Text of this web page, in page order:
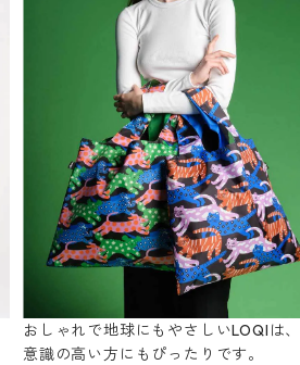
おしゃれで地球にもやさしいLOQIは
意識の高い方にもぴったりです。